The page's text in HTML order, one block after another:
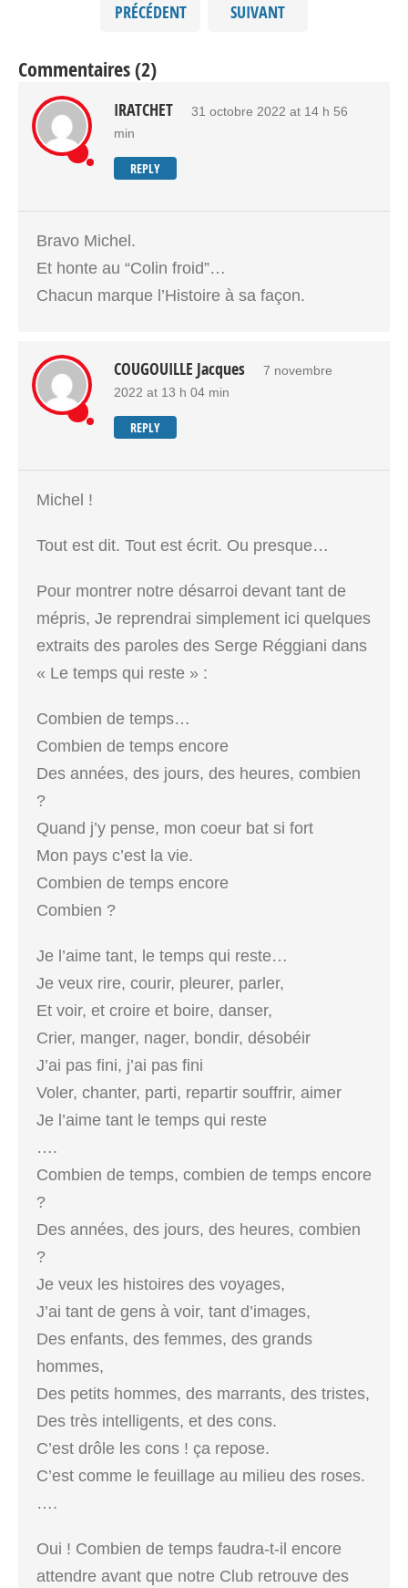
PRÉCÉDENT SUIVANT
Commentaires (2)
IRATCHET
31 octobre 2022 at 14 h 56
min
REPLY
Bravo Michel.
Et honte au “Colin froid”…
Chacun marque l’Histoire à sa façon.
COUGOUILLE Jacques
7 novembre
2022 at 13 h 04 min
REPLY
Michel !
Tout est dit. Tout est écrit. Ou presque…
Pour montrer notre désarroi devant tant de
mépris, Je reprendrai simplement ici quelques
extraits des paroles des Serge Réggiani dans
« Le temps qui reste » :
Combien de temps…
Combien de temps encore
Des années, des jours, des heures, combien
?
Quand j’y pense, mon coeur bat si fort
Mon pays c’est la vie.
Combien de temps encore
Combien ?
Je l’aime tant, le temps qui reste…
Je veux rire, courir, pleurer, parler,
Et voir, et croire et boire, danser,
Crier, manger, nager, bondir, désobéir
J’ai pas fini, j’ai pas fini
Voler, chanter, parti, repartir souffrir, aimer
Je l’aime tant le temps qui reste
….
Combien de temps, combien de temps encore
?
Des années, des jours, des heures, combien
?
Je veux les histoires des voyages,
J’ai tant de gens à voir, tant d’images,
Des enfants, des femmes, des grands
hommes,
Des petits hommes, des marrants, des tristes,
Des très intelligents, et des cons.
C’est drôle les cons ! ça repose.
C’est comme le feuillage au milieu des roses.
….
Oui ! Combien de temps faudra-t-il encore
attendre avant que notre Club retrouve des